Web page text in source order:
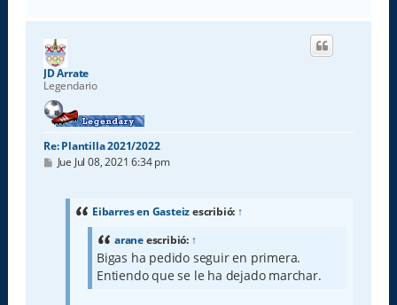
r
JD Arrate
Legendario
Re: Plantilla 2021/2022
M
Jue Jul 08, 2021 6:34 pm
Eibarres en Gasteizescribió: ↑
araneescribió: ↑
Bigas ha pedido seguir en primera.
Entiendo que se le ha dejado marchar.